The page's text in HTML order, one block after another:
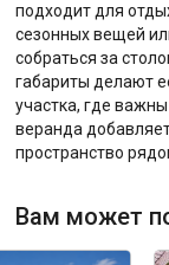
подходит для
сезонных вещей
собраться за
габариты делают
участка, где
веранда
пространство
Вам может